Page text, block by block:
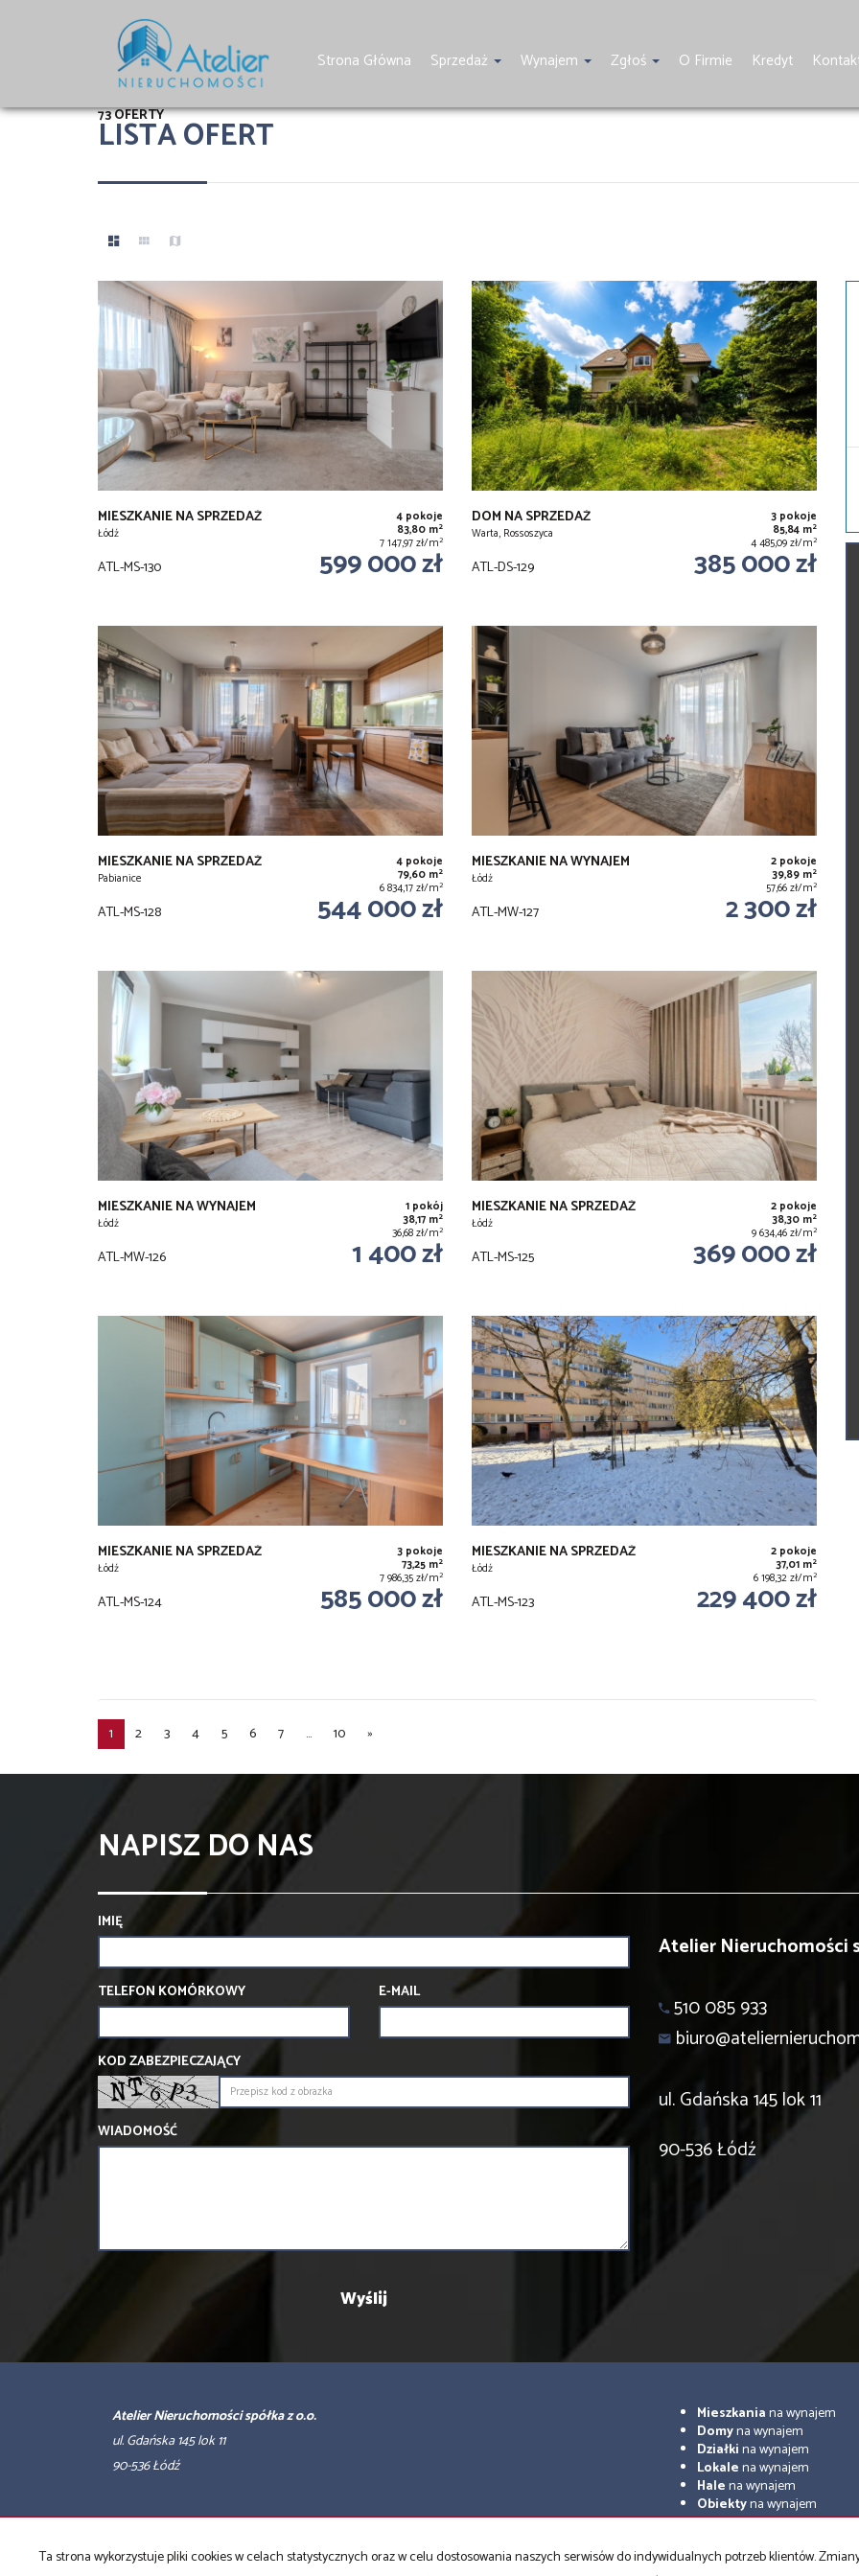
Strona Główna Sprzedaż Wynajem Zgłoś O Firmie Kredyt
LISTA OFERT
73 OFERTY
MIESZKANIE NA SPRZEDAŻ
Łódź
4 pokoje
83,80 m2
7 147,97 zł/m2
ATL-MS-130 599 000 zł
DOM NA SPRZEDAŻ
Warta, Rossoszyca
3 pokoje
85,84 m2
4 485,09 zł/m2
ATL-DS-129 385 000 zł
MIESZKANIE NA SPRZEDAŻ
Pabianice
4 pokoje
79,60 m2
6 834,17 zł/m2
ATL-MS-128 544 000 zł
MIESZKANIE NA WYNAJEM
Łódź
2 pokoje
39,89 m2
57,66 zł/m2
ATL-MW-127 2 300 zł
MIESZKANIE NA WYNAJEM
Łódź
1 pokój
38,17 m2
36,68 zł/m2
ATL-MW-126 1 400 zł
MIESZKANIE NA SPRZEDAŻ
Łódź
2 pokoje
38,30 m2
9 634,46 zł/m2
ATL-MS-125 369 000 zł
MIESZKANIE NA SPRZEDAŻ
Łódź
3 pokoje
73,25 m2
7 986,35 zł/m2
ATL-MS-124 585 000 zł
MIESZKANIE NA SPRZEDAŻ
Łódź
2 pokoje
37,01 m2
6 198,32 zł/m2
ATL-MS-123 229 400 zł
1 2 3 4 5 6 7 ... 10 »
NAPISZ DO NAS
IMIĘ
TELEFON KOMÓRKOWY E-MAIL
KOD ZABEZPIECZAJĄCY
WIADOMOŚĆ
Atelier Nieruchomości
510 085 933
ul. Gdańska 145 lok 11
90-536 Łódź
Atelier Nieruchomości spółka z o.o.
ul. Gdańska 145 lok 11
90-536 Łódź
Mieszkaniana wynajem
Domyna wynajem
Działkina wynajem
Lokalena wynajem
Halena wynajem
Obiektyna wynajem
Strona główna
Sprzedaż Wynajem Sprzedaj Kontakt Certyfikaty
Ta strona wykorzystuje pliki cookies w celach statystycznych oraz w celu dostosowania naszych serwisów do indywidualnych potrzeb klientów.